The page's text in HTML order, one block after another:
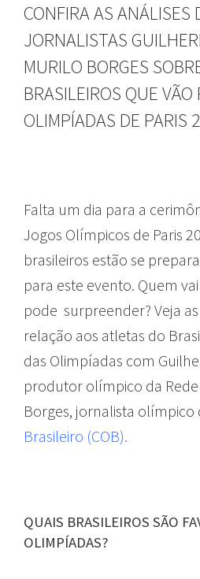
CONFIRA AS ANÁLISES
JORNALISTAS
MURILO BORGES
BRASILEIROS QUE VÃO
OLIMPÍADAS DE PARIS
Falta um dia para a
Jogos Olímpicos de Paris
brasileiros estão se
para este evento. Quem
pode surpreender? Veja
relação aos atletas do
das Olimpíadas com
produtor olímpico da
Borges, jornalista olímpico
Brasileiro (COB).
QUAIS BRASILEIROS SÃO
OLIMPÍADAS?